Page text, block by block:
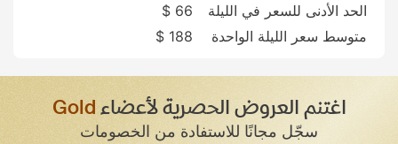
الحد الأدنى للسعر في الليلة
66 $
متوسط سعر الليلة الواحدة
188 $
اغتنم العروض الحصرية لأعضاءGold
سجّل مجانًا للاستفادة من الخصومات